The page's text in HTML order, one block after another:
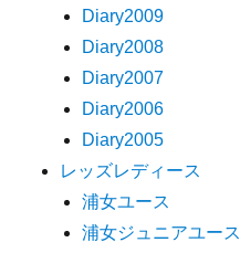
Diary2009
Diary2008
Diary2007
Diary2006
Diary2005
レッズレディース
浦女ユース
浦女ジュニアユース